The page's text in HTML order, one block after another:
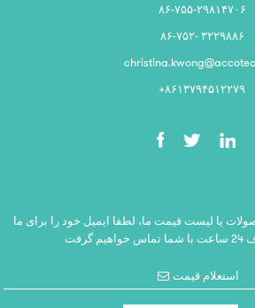
۸۶-۷۵۵-۲۹۸۱۴۷۰۶
۸۶-۷۵۲- ۳۲۲۹۸۸۶
‎+۸۶۱۳۷۹۴۵۱۲۲۷۹‎
یا لیست قیمت ما، لطفا ایمیل خود را برای ما
استعلام قیمت